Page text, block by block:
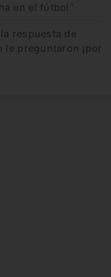
en el fútbol”
respuesta de
preguntaron ¡por